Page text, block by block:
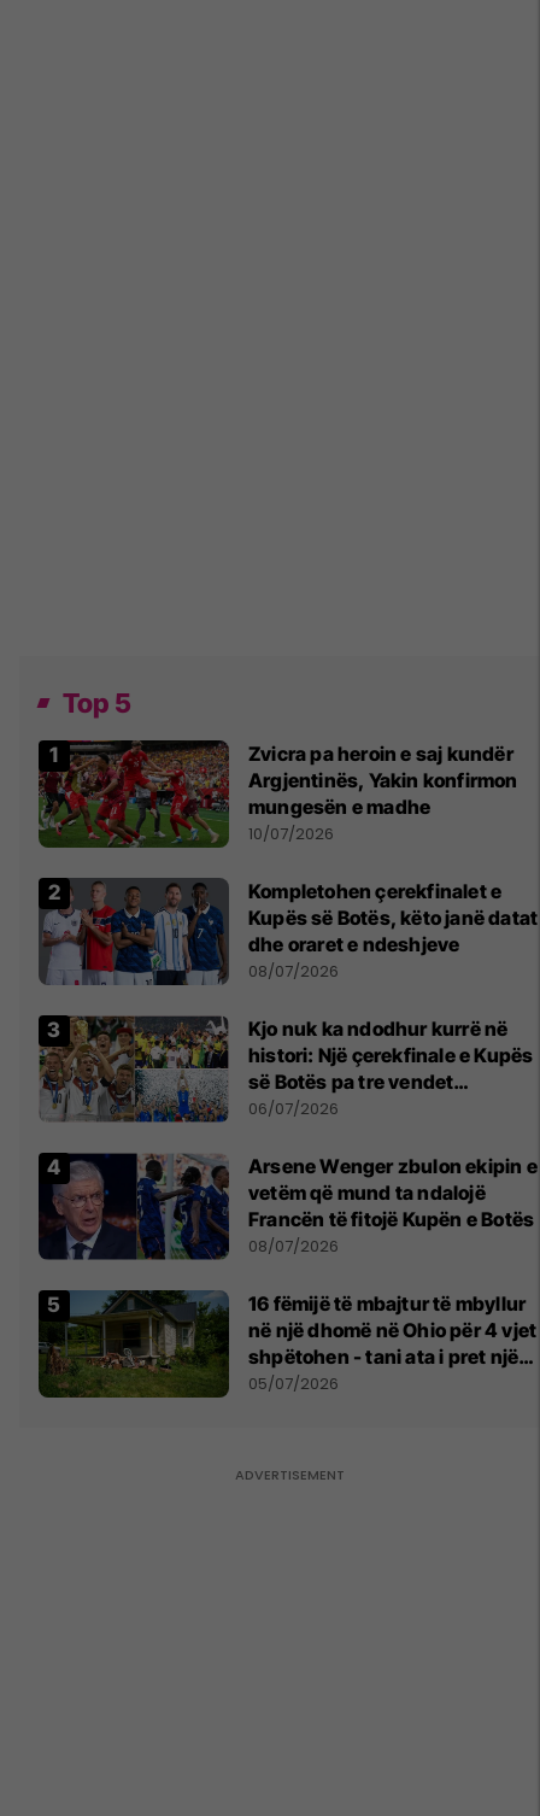
Top 5
Zvicra pa heroin e saj kundër
Argjentinës, Yakin konfirmon
mungesën e madhe
10/07/2026
Kompletohen çerekfinalet e
Kupës së Botës, këto janë datat
dhe oraret e ndeshjeve
08/07/2026
Kjo nuk ka ndodhur kurrë në
histori: Një çerekfinale e Kupës
së Botës pa tre vendet
legjendare të futbollit
06/07/2026
Arsene Wenger zbulon ekipin e
vetëm që mund ta ndalojë
Francën të fitojë Kupën e Botës
08/07/2026
16 fëmijë të mbajtur të mbyllur
në një dhomë në Ohio për 4 vjet
shpëtohen - tani ata i pret një
sfidë e madhe
05/07/2026